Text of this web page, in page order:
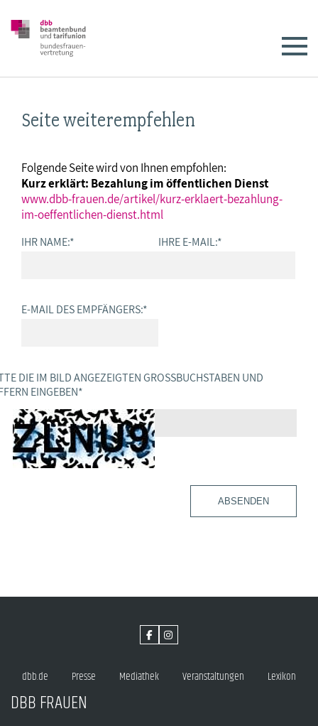
Seite weiterempfehlen
Folgende Seite wird von Ihnen empfohlen:
Kurz erklärt: Bezahlung im öffentlichen Dienst
www.dbb-frauen.de/artikel/kurz-erklaert-bezahlung-
im-oeffentlichen-dienst.html
IHR NAME:* IHRE E-MAIL:*
E-MAIL DES EMPFÄNGERS:*
DIE IM BILD ANGEZEIGTEN GROSSBUCHSTABEN UND Z
EINGEBEN *
ABSENDEN
dbb.de Presse Mediathek Veranstaltungen Lexikon
DBB FRAUEN